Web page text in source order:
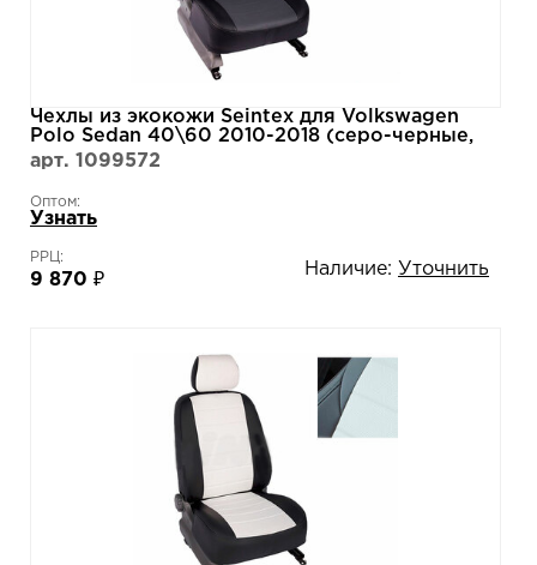
Чехлы из экокожи Seintex для Volkswagen
Polo Sedan 40\60 2010-2018 (серо-черные,
86819)
арт. 1099572
Оптом:
Узнать
РРЦ:
9 870 ₽
Наличие: Уточнить